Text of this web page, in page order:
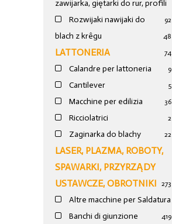
zawijarka, giętarki do rur, profili
92
Rozwijaki nawijaki do
blach z krêgu
48
LATTONERIA 74
Calandre per lattoneria 9
Cantilever 5
Macchine per edilizia 36
Ricciolatrici 2
Zaginarka do blachy 22
LASER, PLAZMA, ROBOTY,
SPAWARKI, PRZYRZĄDY
USTAWCZE, OBROTNIKI
273
Altre macchine per Saldatura
19
Banchi di giunzione 4